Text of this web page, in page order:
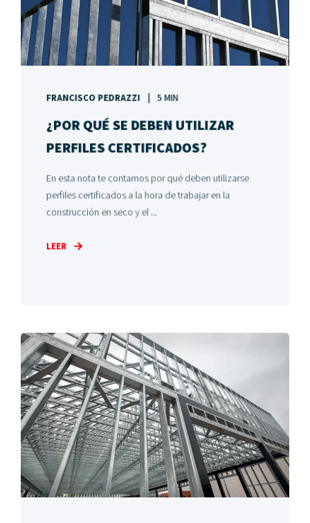
FRANCISCO PEDRAZZI 5 MIN
¿POR QUÉ SE DEBEN UTILIZAR
PERFILES CERTIFICADOS?
En esta nota te contamos por qué deben utilizarse
perfiles certificados a la hora de trabajar en la
construcción en seco y el ...
LEER